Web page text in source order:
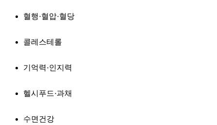
혈행·혈압·혈당
콜레스테롤
기억력·인지력
헬시푸드·과채
수면건강